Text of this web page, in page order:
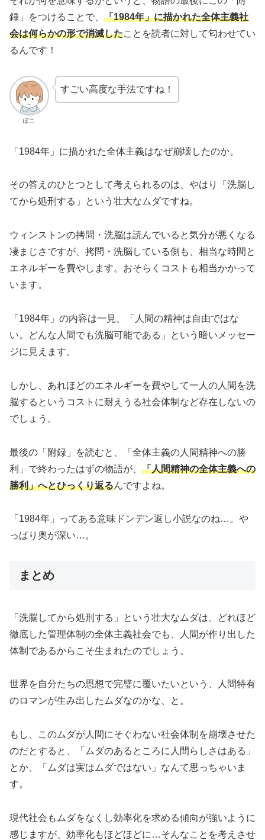
録」をつけることで、 「1984年」に描かれた全体主義社
会は何らかの形で消滅したことを読者に対して匂わせてい
るんです！
ぽこ
すごい高度な手法ですね！
「1984年」に描かれた全体主義はなぜ崩壊したのか。
その答えのひとつとして考えられるのは、やはり「洗脳し
てから処刑する」という壮大なムダですね。
ウィンストンの拷問・洗脳は読んでいると気分が悪くなる
凄まじさですが、拷問・洗脳している側も、相当な時間と
エネルギーを費やします。おそらくコストも相当かかって
います。
「1984年」の内容は一見、「人間の精神は自由ではな
い。どんな人間でも洗脳可能である」という暗いメッセー
ジに見えます。
しかし、あれほどのエネルギーを費やして一人の人間を洗
脳するというコストに耐えうる社会体制など存在しないの
でしょう。
最後の「附録」を読むと、「全体主義の人間精神への勝
利」で終わったはずの物語が、 「人間精神の全体主義への
勝利」へとひっくり返るんですよね。
「1984年」ってある意味ドンデン返し小説なのね…。や
っぱり奥が深い…。
まとめ
「洗脳してから処刑する」という壮大なムダは、どれほど
徹底した管理体制の全体主義社会でも、人間が作り出した
体制であるからこそ生まれたのでしょう。
世界を自分たちの思想で完璧に覆いたいという、人間特有
のロマンが生み出したムダなのかな、と。
もし、このムダが人間にそぐわない社会体制を崩壊させた
のだとすると、「ムダのあるところに人間らしさはある」
とか、「ムダは実はムダではない」なんて思っちゃいま
す。
現代社会もムダをなくし効率化を求める傾向が強いように
感じますが、効率化もほどほどに…そんなことを考えさせ